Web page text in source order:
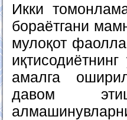
Икки
бораётгани
мулоқот
амалга
давом